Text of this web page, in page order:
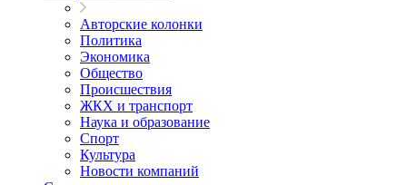
Авторские колонки
Политика
Экономика
Общество
Происшествия
ЖКХ и транспорт
Наука и образование
Спорт
Культура
Новости компаний